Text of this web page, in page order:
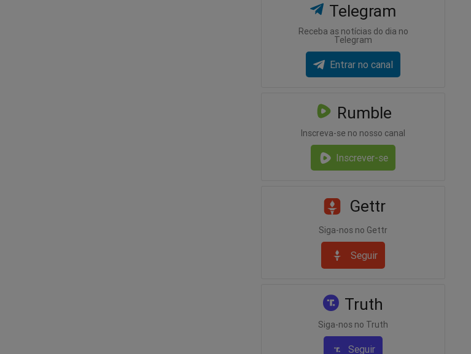
Telegram
Receba as notícias do dia no
Telegram
Entrar no canal
Rumble
Inscreva-se no nosso canal
Inscrever-se
Gettr
Siga-nos no Gettr
Seguir
Truth
Siga-nos no Truth
Seguir